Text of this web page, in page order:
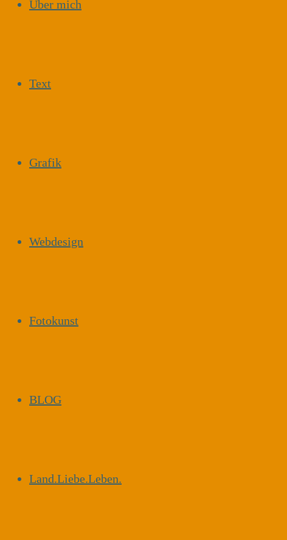
Über mich
Text
Grafik
Webdesign
Fotokunst
BLOG
Land.Liebe.Leben.